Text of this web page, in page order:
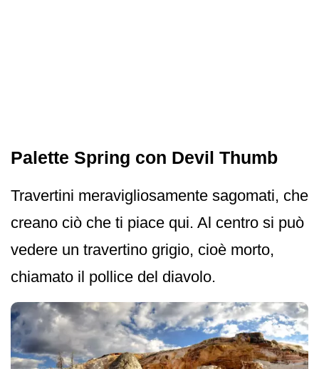
Palette Spring con Devil Thumb
Travertini meravigliosamente sagomati, che
creano ciò che ti piace qui. Al centro si può
vedere un travertino grigio, cioè morto,
chiamato il pollice del diavolo.